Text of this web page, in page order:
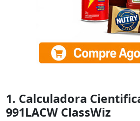
1. Calculadora
991LACW ClassWiz